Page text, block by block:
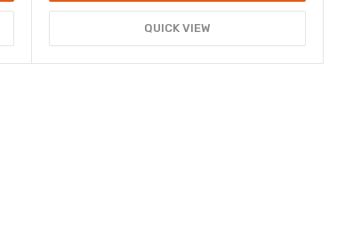
QUICK VIEW